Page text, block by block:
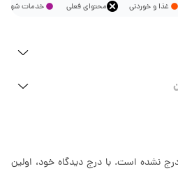
غذا و خوردنی محتوای فعلی خدمات
نشده است. با درج دیدگاه خود، اولین